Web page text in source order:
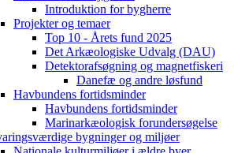
Introduktion for bygherre
Projekter og temaer
Top 10 - Årets fund 2025
Det Arkæologiske Udvalg (DAU)
Detektorafsøgning og magnetfiskeri
Danefæ og andre løsfund
Havbundens fortidsminder
Havbundens fortidsminder
Marinarkæologisk forundersøgelse
bygninger og miljøer